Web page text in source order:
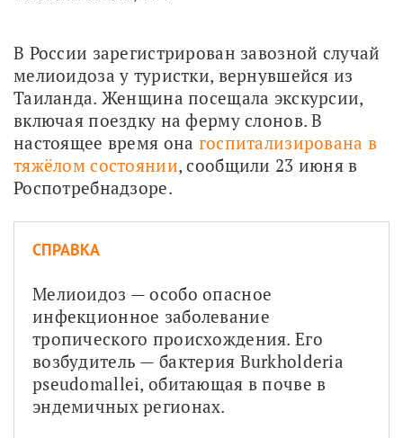
В России зарегистрирован завозной случай
мелиоидоза у туристки, вернувшейся из
Таиланда. Женщина посещала экскурсии,
включая поездку на ферму слонов. В
настоящее время она госпитализирована в
тяжёлом состоянии, сообщили 23 июня в
Роспотребнадзоре.
СПРАВКА
Мелиоидоз — особо опасное
инфекционное заболевание
тропического происхождения. Его
возбудитель — бактерия Burkholderia
pseudomallei, обитающая в почве в
эндемичных регионах.